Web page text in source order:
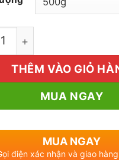
Truật Giá Rẻ số
THÊM VÀO GIỎ
MUA NGAY
MUA NGAY
điện xác nhận và giao